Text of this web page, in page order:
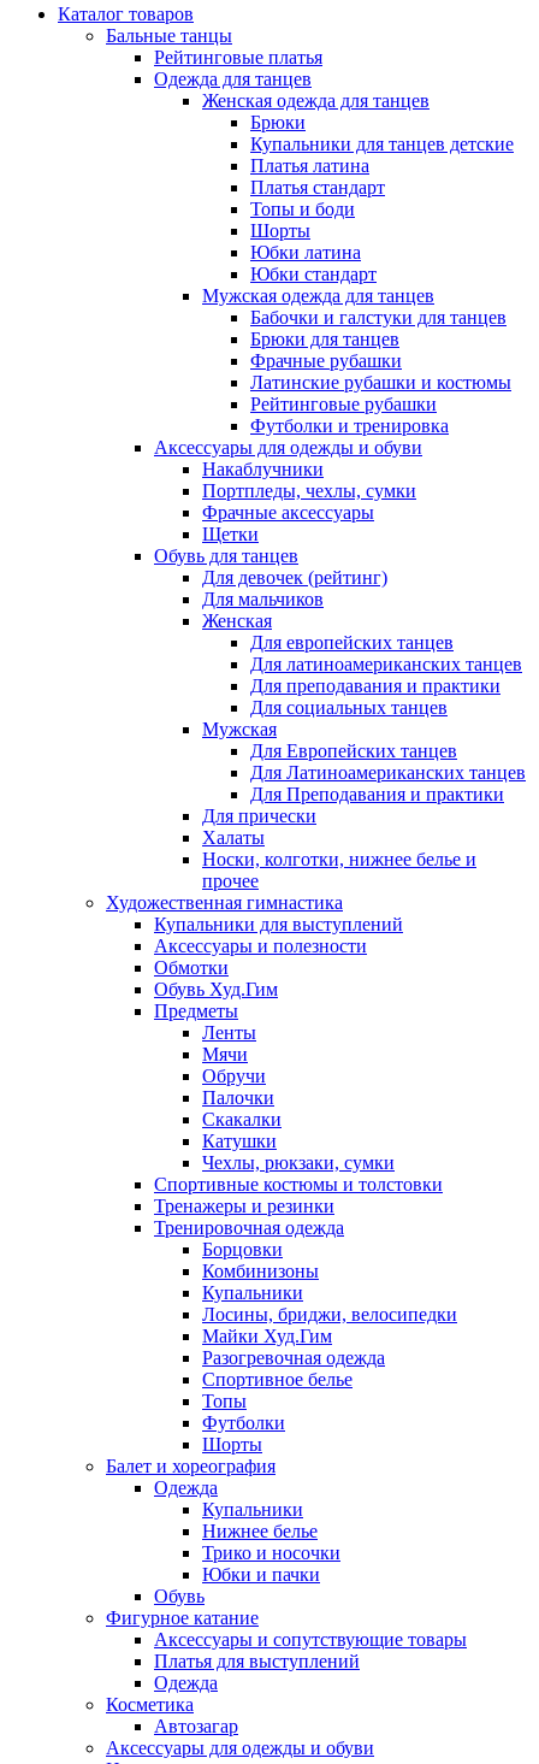
МенюКаталог товаров
Бальные танцы
Рейтинговые платья
Одежда для танцев
Женская одежда для танцев
Брюки
Купальники для танцев детские
Платья латина
Платья стандарт
Топы и боди
Шорты
Юбки латина
Юбки стандарт
Мужская одежда для танцев
Бабочки и галстуки для танцев
Брюки для танцев
Фрачные рубашки
Латинские рубашки и костюмы
Рейтинговые рубашки
Футболки и тренировка
Аксессуары для одежды и обуви
Накаблучники
Портпледы, чехлы, сумки
Фрачные аксессуары
Щетки
Обувь для танцев
Для девочек (рейтинг)
Для мальчиков
Женская
Для европейских танцев
Для латиноамериканских танцев
Для преподавания и практики
Для социальных танцев
Мужская
Для Европейских танцев
Для Латиноамериканских танцев
Для Преподавания и практики
Для прически
Халаты
Носки, колготки, нижнее белье и
прочее
Художественная гимнастика
Купальники для выступлений
Аксессуары и полезности
Обмотки
Обувь Худ.Гим
Предметы
Ленты
Мячи
Обручи
Палочки
Скакалки
Катушки
Чехлы, рюкзаки, сумки
Спортивные костюмы и толстовки
Тренажеры и резинки
Тренировочная одежда
Борцовки
Комбинизоны
Купальники
Лосины, бриджи, велосипедки
Майки Худ.Гим
Разогревочная одежда
Спортивное белье
Топы
Футболки
Шорты
Балет и хореография
Одежда
Купальники
Нижнее белье
Трико и носочки
Юбки и пачки
Обувь
Фигурное катание
Аксессуары и сопутствующие товары
Платья для выступлений
Одежда
Косметика
Автозагар
Аксессуары для одежды и обуви